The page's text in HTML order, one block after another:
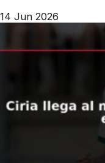
14 Jun 2026